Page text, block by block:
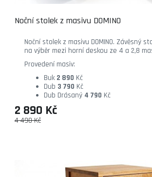
Noční stolek z masivu DOMINO
Noční stolek z masivu DOMINO. Závěsný
na výběr mezi horní deskou ze 4 a 2,8
Provedení masiv:
Buk 2 890 Kč
Dub 3 790 Kč
Dub Drásaný 4 790 Kč
4 490 Kč
2 890 Kč